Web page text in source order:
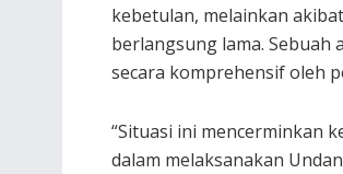
kebetulan, melainkan
berlangsung lama. Sebuah
secara komprehensif oleh
“Situasi ini mencerminkan
dalam melaksanakan